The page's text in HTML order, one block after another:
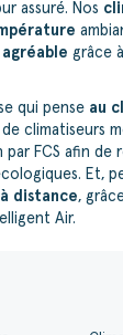
assuré. Nos
grâce
qui pense au
climatiseurs
FCS afin de
Et,
distance,
Air.